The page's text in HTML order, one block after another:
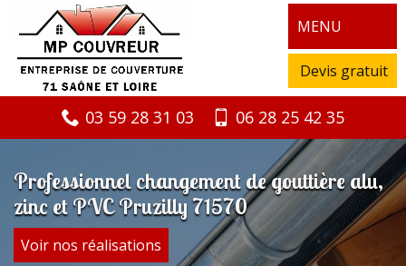
MENU
Devis gratuit
03 59 28 31 03 06 28 25 42 35
Professionnel changement de gouttière alu,
zinc et PVC Pruzilly 71570
Voir nos réalisations